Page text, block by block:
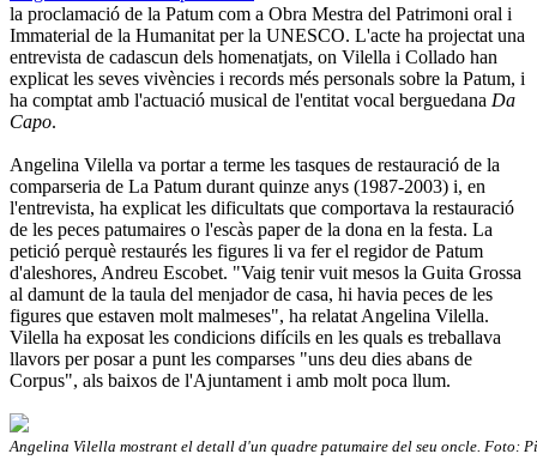
la proclamació de la Patum com a Obra Mestra del Patrimoni oral i
Immaterial de la Humanitat per la UNESCO. L'acte ha projectat una
entrevista de cadascun dels homenatjats, on Vilella i Collado han
explicat les seves vivències i records més personals sobre la Patum, i
ha comptat amb l'actuació musical de l'entitat vocal berguedana Da
Capo.
Angelina Vilella va portar a terme les tasques de restauració de la
comparseria de La Patum durant quinze anys (1987-2003) i, en
l'entrevista, ha explicat les dificultats que comportava la restauració
de les peces patumaires o l'escàs paper de la dona en la festa. La
petició perquè restaurés les figures li va fer el regidor de Patum
d'aleshores, Andreu Escobet. "Vaig tenir vuit mesos la Guita Grossa
al damunt de la taula del menjador de casa, hi havia peces de les
figures que estaven molt malmeses", ha relatat Angelina Vilella.
Vilella ha exposat les condicions difícils en les quals es treballava
llavors per posar a punt les comparses "uns deu dies abans de
Corpus", als baixos de l'Ajuntament i amb molt poca llum.
Angelina Vilella mostrant el detall d'un quadre patumaire del seu oncle. Foto: